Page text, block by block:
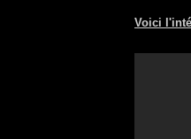
Voici